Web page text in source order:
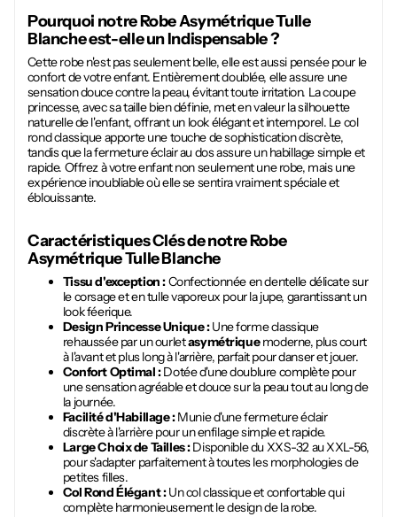
Pourquoi notreRobe Asymétrique Tulle
Blancheest-elle un Indispensable ?
Cette robe n'est pas seulement belle, elle est aussi pensée pour le
confort de votre enfant. Entièrement doublée, elle assure une
sensation douce contre la peau, évitant toute irritation. La coupe
princesse, avec sa taille bien définie, met en valeur la silhouette
naturelle de l'enfant, offrant un look élégant et intemporel. Le col
rond classique apporte une touche de sophistication discrète,
tandis que la fermeture éclair au dos assure un habillage simple et
rapide. Offrez à votre enfant non seulement une robe, mais une
expérience inoubliable où elle se sentira vraiment spéciale et
éblouissante.
Caractéristiques Clés de notreRobe
Asymétrique Tulle Blanche
Tissu d'exception :Confectionnée en dentelle délicate sur
le corsage et en tulle vaporeux pour la jupe, garantissant un
look féerique.
Design Princesse Unique :Une forme classique
rehaussée par un ourletasymétriquemoderne, plus court
à l'avant et plus long à l'arrière, parfait pour danser et jouer.
Confort Optimal :Dotée d'une doublure complète pour
une sensation agréable et douce sur la peau tout au long de
la journée.
Facilité d'Habillage :Munie d'une fermeture éclair
discrète à l'arrière pour un enfilage simple et rapide.
Large Choix de Tailles :Disponible du XXS-32 au XXL-56,
pour s'adapter parfaitement à toutes les morphologies de
petites filles.
Col Rond Élégant :Un col classique et confortable qui
complète harmonieusement le design de la robe.